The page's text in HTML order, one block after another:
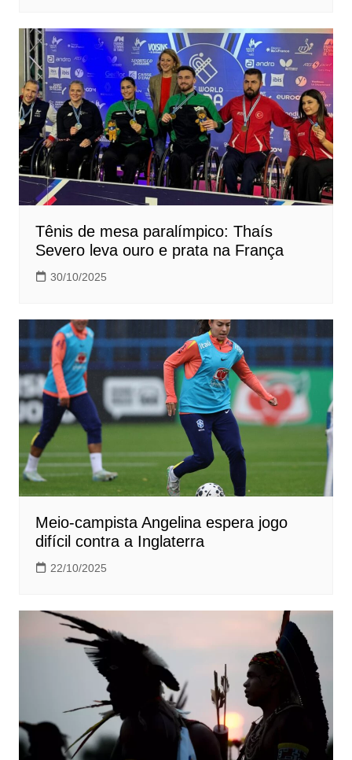
Tênis de mesa paralímpico: Thaís
Severo leva ouro e prata na França
30/10/2025
Meio-campista Angelina espera jogo
difícil contra a Inglaterra
22/10/2025